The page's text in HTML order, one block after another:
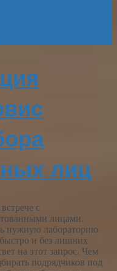
лиц
с
лицами.
нужную лабораторию
и без лишних
на этот запрос. Чем
подрядчиков под